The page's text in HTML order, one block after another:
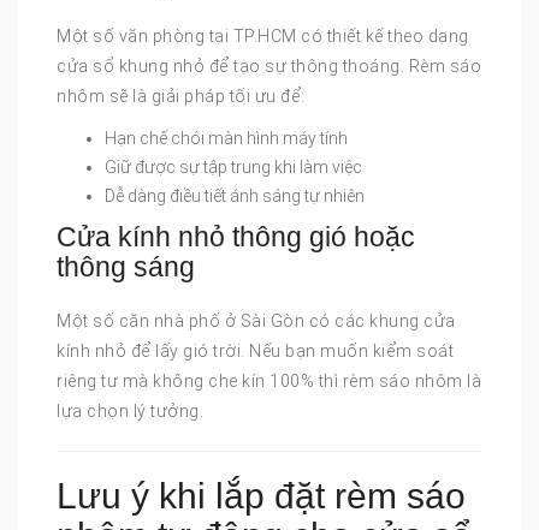
Một số văn phòng tại TP.HCM có thiết kế theo dạng
cửa sổ khung nhỏ để tạo sự thông thoáng. Rèm sáo
nhôm sẽ là giải pháp tối ưu để:
Hạn chế chói màn hình máy tính
Giữ được sự tập trung khi làm việc
Dễ dàng điều tiết ánh sáng tự nhiên
Cửa kính nhỏ thông gió hoặc
thông sáng
Một số căn nhà phố ở Sài Gòn có các khung cửa
kính nhỏ để lấy gió trời. Nếu bạn muốn kiểm soát
riêng tư mà không che kín 100% thì rèm sáo nhôm là
lựa chọn lý tưởng.
Lưu ý khi lắp đặt rèm sáo